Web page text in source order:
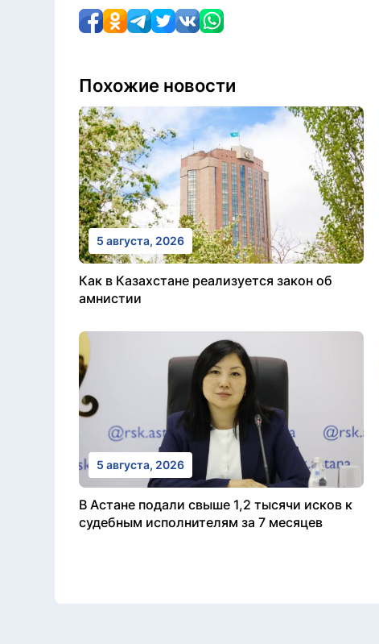
Похожие новости
5 августа, 2026
Как в Казахстане реализуется закон об
амнистии
5 августа, 2026
В Астане подали свыше 1,2 тысячи исков к
судебным исполнителям за 7 месяцев